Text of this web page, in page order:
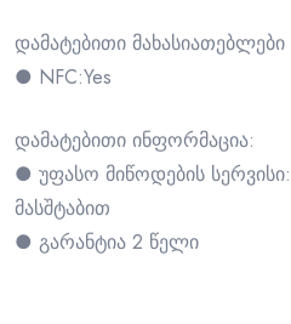
დამატებითი მახასიათებლები
● NFC:Yes
დამატებითი ინფორმაცია:
● უფასო მიწოდების
მასშტაბით
● გარანტია 2 წელი